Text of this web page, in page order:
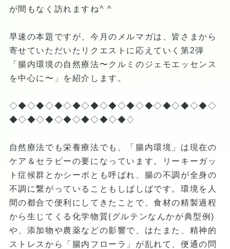
が間もなく訪れますね^ ^
早速の本題ですが、今月のメルマガは、皆さまから
寄せていただいたリクエストに応えていく第2弾
「腸内環境の自然療法〜クルミのジェモエッセンス
を中心に〜」を紹介します。
◇◆◇◆◇◆◇◆◇◆◇◆◇◆◇◆◇◆◇◆◇◆◇
◆◇◆◇◆◇◆◇◆◇◆◇◆♢
自然療法でも栄養療法でも、「腸内環境」は現在の
ケア＆セラピーの要になっています。リーキーガッ
ト症候群とかシーボとも呼ばれ、腸の不調が全身の
不調に繋がっていることもしばしばです。環境を人
間の都合で便利にしてきたことで、食材の精製過程
から生じてくる化学物質(グルテンなんかが典型例)
や、添加物や農薬などの影響で、はたまた、精神的
ストレスから「腸内フローラ」が乱れて、便通の問